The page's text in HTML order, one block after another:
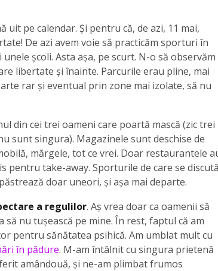
pe calendar. Și pentru că, de azi, 11 mai,
De azi avem voie să practicăm sporturi în
școli. Asta așa, pe scurt. N-o să observăm
libertate și înainte. Parcurile erau pline, mai
rar și eventual prin zone mai izolate, să nu
din cei trei oameni care poartă mască (zic trei
sunt singura). Magazinele sunt deschise de
mărgele, tot ce vrei. Doar restaurantele
pentru take-away. Sporturile de care se discută
doar uneori, și așa mai departe.
a regulilor. Aș vrea doar ca oamenii să
nu tușească pe mine. În rest, faptul că am
pentru sănătatea psihică. Am umblat mult cu
în pădure. M-am întâlnit cu singura prietenă
amândouă, și ne-am plimbat frumos